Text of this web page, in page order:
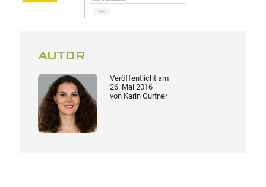
AUTOR
Veröffentlicht am
26. Mai 2016
von Karin Gurtner